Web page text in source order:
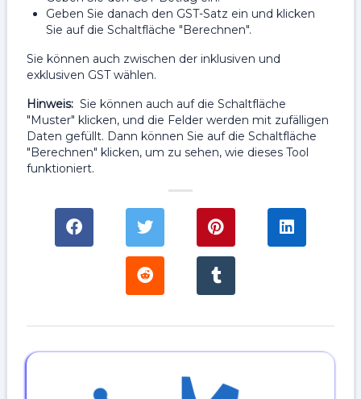
Geben Sie danach den GST-Satz ein und klicken
Sie auf die Schaltfläche "Berechnen".
Sie können auch zwischen der inklusiven und
exklusiven GST wählen.
Hinweis: Sie können auch auf die Schaltfläche
"Muster" klicken, und die Felder werden mit zufälligen
Daten gefüllt. Dann können Sie auf die Schaltfläche
"Berechnen" klicken, um zu sehen, wie dieses Tool
funktioniert.